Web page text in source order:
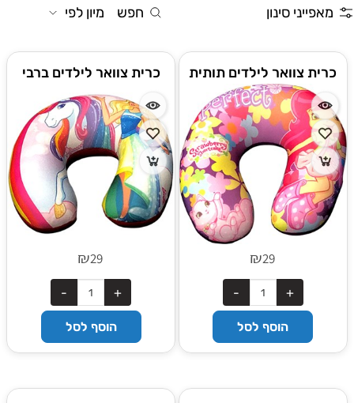
מאפייני סינון
חפש מיון לפי
כרית צוואר לילדים תותית
₪29
הוסף לסל
כרית צוואר לילדים ברבי
₪29
הוסף לסל